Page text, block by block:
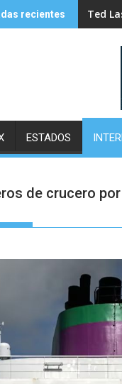
recientes Así
ESTADOS
de crucero